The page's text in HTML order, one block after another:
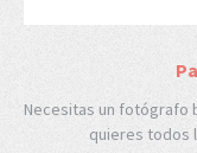
Necesitas un fotógrafo
quieres todos